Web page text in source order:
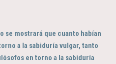
se mostrará que cuanto habían
a la sabiduría vulgar, tanto
en torno a la sabiduría